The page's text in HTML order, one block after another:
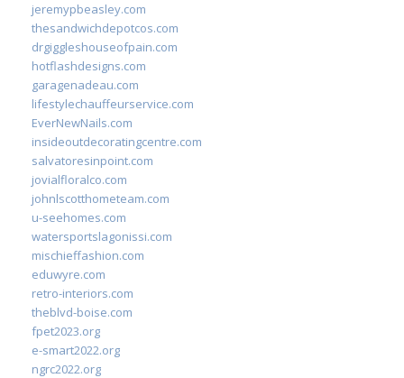
jeremypbeasley.com
thesandwichdepotcos.com
drgiggleshouseofpain.com
hotflashdesigns.com
garagenadeau.com
lifestylechauffeurservice.com
EverNewNails.com
insideoutdecoratingcentre.com
salvatoresinpoint.com
jovialfloralco.com
johnlscotthometeam.com
u-seehomes.com
watersportslagonissi.com
mischieffashion.com
eduwyre.com
retro-interiors.com
theblvd-boise.com
fpet2023.org
e-smart2022.org
ngrc2022.org